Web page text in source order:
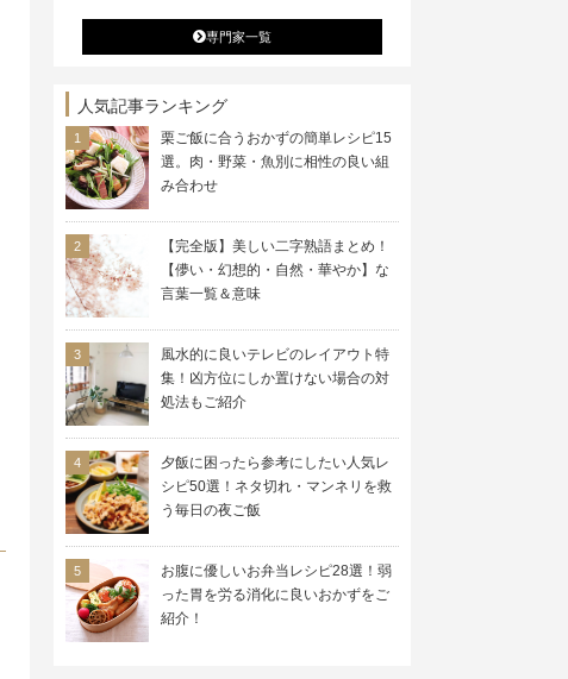
ジ・シェアスペースなど、「住む」だけ
ではなく「働く」「遊ぶ」「学ぶ」「旅
する」といった領域でも、暮らしや生き
専門家一覧
人気記事ランキング
栗ご飯に合うおかずの簡単レシピ15
選。肉・野菜・魚別に相性の良い組
み合わせ
【完全版】美しい二字熟語まとめ！
【儚い・幻想的・自然・華やか】な
言葉一覧＆意味
風水的に良いテレビのレイアウト特
集！凶方位にしか置けない場合の対
処法もご紹介
夕飯に困ったら参考にしたい人気レ
シピ50選！ネタ切れ・マンネリを救
う毎日の夜ご飯
お腹に優しいお弁当レシピ28選！弱
った胃を労る消化に良いおかずをご
紹介！